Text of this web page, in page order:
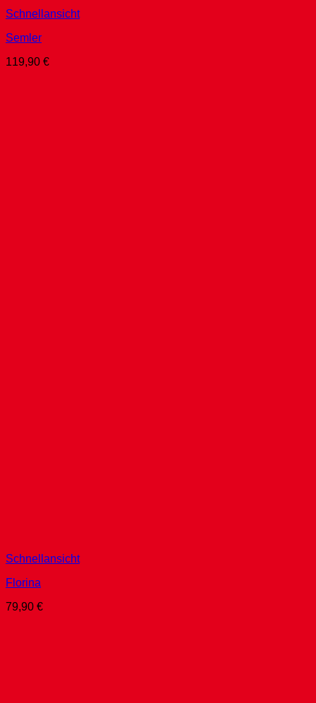
Schnellansicht
Semler
119,90 €
Schnellansicht
Florina
79,90 €